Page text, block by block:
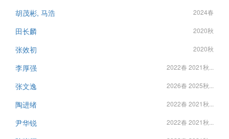
胡茂彬, 马浩 2024春
田长麟 2020秋
张效初 2020秋
李厚强 2022春 2021秋...
张文逸 2026春 2025秋...
陶进绪 2022春 2021秋...
尹华锐 2022春 2021秋...